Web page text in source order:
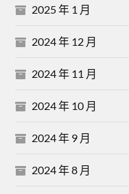
2025 年 1 月
2024 年 12 月
2024 年 11 月
2024 年 10 月
2024 年 9 月
2024 年 8 月